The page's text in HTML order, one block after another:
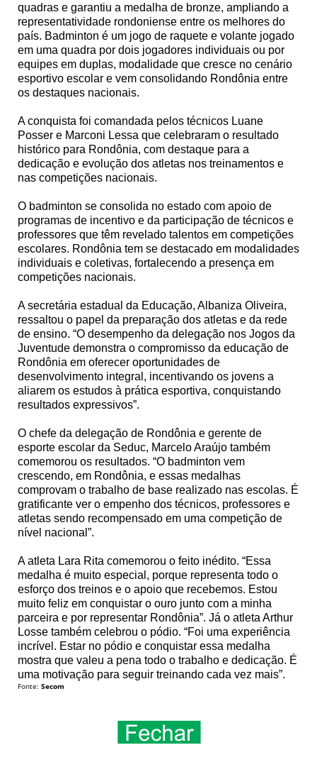
quadras e garantiu a medalha de bronze, ampliando a
representatividade rondoniense entre os melhores do
país. Badminton é um jogo de raquete e volante jogado
em uma quadra por dois jogadores individuais ou por
equipes em duplas, modalidade que cresce no cenário
esportivo escolar e vem consolidando Rondônia entre
os destaques nacionais.
A conquista foi comandada pelos técnicos Luane
Posser e Marconi Lessa que celebraram o resultado
histórico para Rondônia, com destaque para a
dedicação e evolução dos atletas nos treinamentos e
nas competições nacionais.
O badminton se consolida no estado com apoio de
programas de incentivo e da participação de técnicos e
professores que têm revelado talentos em competições
escolares. Rondônia tem se destacado em modalidades
individuais e coletivas, fortalecendo a presença em
competições nacionais.
A secretária estadual da Educação, Albaniza Oliveira,
ressaltou o papel da preparação dos atletas e da rede
de ensino. “O desempenho da delegação nos Jogos da
Juventude demonstra o compromisso da educação de
Rondônia em oferecer oportunidades de
desenvolvimento integral, incentivando os jovens a
aliarem os estudos à prática esportiva, conquistando
resultados expressivos”.
O chefe da delegação de Rondônia e gerente de
esporte escolar da Seduc, Marcelo Araújo também
comemorou os resultados. “O badminton vem
crescendo, em Rondônia, e essas medalhas
comprovam o trabalho de base realizado nas escolas. É
gratificante ver o empenho dos técnicos, professores e
atletas sendo recompensado em uma competição de
nível nacional”.
A atleta Lara Rita comemorou o feito inédito. “Essa
medalha é muito especial, porque representa todo o
esforço dos treinos e o apoio que recebemos. Estou
muito feliz em conquistar o ouro junto com a minha
parceira e por representar Rondônia”. Já o atleta Arthur
Losse também celebrou o pódio. “Foi uma experiência
incrível. Estar no pódio e conquistar essa medalha
mostra que valeu a pena todo o trabalho e dedicação. É
uma motivação para seguir treinando cada vez mais”.
Fonte: Secom